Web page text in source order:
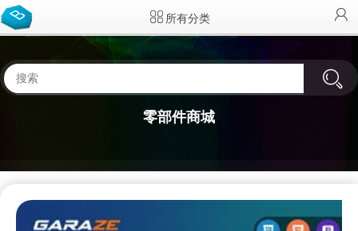
所有分类
零部件商城